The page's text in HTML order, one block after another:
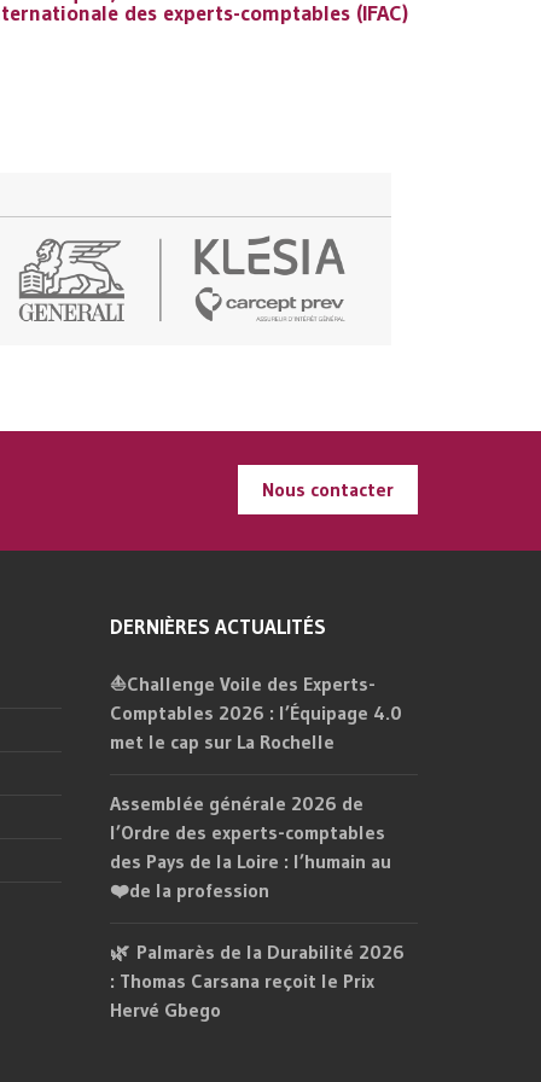
des experts-comptables (IFAC)
des experts-comptables (IFAC)
Nous contacter
DERNIÈRES ACTUALITÉS
⛵Challenge Voile des Experts-
Comptables 2026 : l’Équipage 4.0
met le cap sur La Rochelle
Assemblée générale 2026 de
l’Ordre des experts-comptables
des Pays de la Loire : l’humain au
❤️de la profession
🌿 Palmarès de la Durabilité 2026
: Thomas Carsana reçoit le Prix
Hervé Gbego